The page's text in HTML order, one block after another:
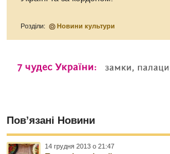
Розділи: Новини культури
Пов’язані Новини
14 грудня 2013 о 21:47